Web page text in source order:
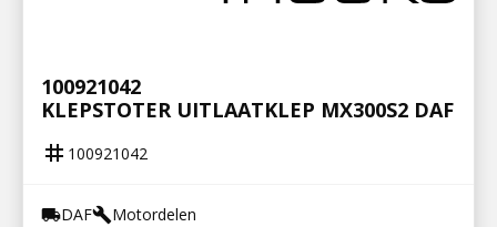
100921042
KLEPSTOTER UITLAATKLEP MX300S2 DAF
tag 100921042
local_shippingDAFbuildMotordelen